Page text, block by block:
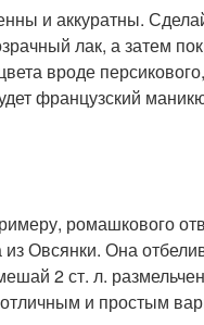
и аккуратны.
лак, а затем
вроде
французский
ромашкового
Овсянки. Она
2 ст. л.
и простым